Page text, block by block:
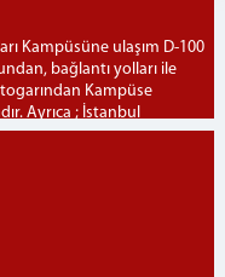
Kampüsüne ulaşım D-100
bağlantı yolları ile
Kampüse
Ayrıca ; İstanbul
İETT-303B hattı ile
Kampusü, Semizkumlar